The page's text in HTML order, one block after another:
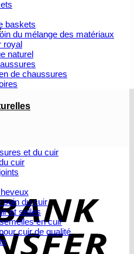
baskets
du mélange des matériaux
royal
naturel
de chaussures
et du cuir
cuir
soin du cuir
et selles
en cuir
cuir de qualité